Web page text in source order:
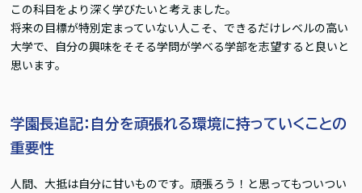
この科目をより深く学びたいと考えました。
将来の目標が特別定まっていない人こそ、できるだけレベルの高い
大学で、自分の興味をそそる学問が学べる学部を志望すると良いと
思います。
学園長追記：自分を頑張れる環境に持っていくことの
重要性
人間、大抵は自分に甘いものです。頑張ろう！と思ってもついつい